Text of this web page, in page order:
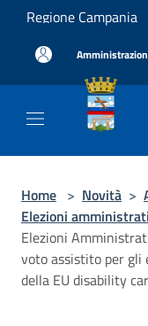
Salta al contenuto
Regione Campania
Home > Novità >
Elezioni
Elezioni
voto assistito per gli
della EU disability